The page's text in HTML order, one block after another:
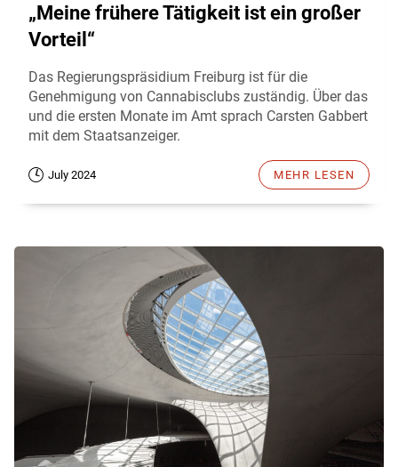
„Meine frühere Tätigkeit ist ein großer
Vorteil“
Das Regierungspräsidium Freiburg ist für die
Genehmigung von Cannabisclubs zuständig. Über das
und die ersten Monate im Amt sprach Carsten Gabbert
mit dem Staatsanzeiger.
July 2024 MEHR LESEN